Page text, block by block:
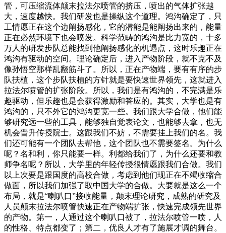
管，可压缩流体颠末拉法尔喷管的挤压，喷出的气体扩张越
大，速度越快。我们研发也是操纵这个道理。鸿沟确定了，只
工情愿正在这个边阐扬感化，它的潜能是能阐扬出来的，能量
正在必然环境下也会喷发。科学范畴的鸿沟是比力宽的，十多
万人的研发步队总能找到他阐扬感化的机遇点，这时乐趣正在
鸿沟有驱动的空间。理论确定后，进入产物阶段，就不克不及
像孙悟空那样乱翻筋斗了。所以，正在产物端，要有有序的步
队扶植，这个步队扶植的方针就是要快速世界领先，这就进入
拉法尔喷管的扩张阶段。所以，我们是有鸿沟的，不完满是乐
趣驱动，但乐趣也是会获得激励和答应的。其实，大学也是有
鸿沟的，只不外它的鸿沟更宽一些。我们跟大学合做，他们能
够研究远一些的工具，能够独自觉表论文，也能够去拿，也无
机会晋升传授院士。这跟我们不妨，不需要挂上我们的名。我
们还可能有一个团队去帮他，这个团队也不需要签名。为什么
呢？名和利，你只能要一样。利都给我们了，为什么还要和教
师争名呢？所以，大学里的年轻传授很情愿跟我们合做。我们
以上次要是跟国度的高校合做，考虑到他们现正在不竭收缩合
做面，所以我们加强了取中国大学的合做。大要就是这么一个
布局，就是“喇叭口”接收能量，颠末理论研究，成熟的研究及
人员颠末拉法尔喷管快速正在产物端扩张，快速完成领先世界
的产物。第一，人通过这个喇叭口被了，拉法尔喷管一喷，人
的性格、特点都变了；第二，优良人才有了施展才调的舞台。